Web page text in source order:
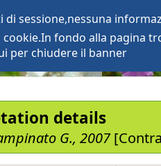
sessione,nessuna
fondo alla pagina
per chiudere il banner
details
G., 2007